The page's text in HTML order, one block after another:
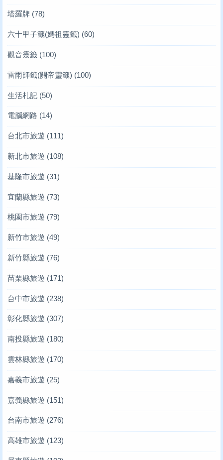
塔羅牌 (78)
六十甲子籤(媽祖靈籤) (60)
觀音靈籤 (100)
雷雨師籤(關帝靈籤) (100)
生活札記 (50)
電腦網路 (14)
台北市旅遊 (111)
新北市旅遊 (108)
基隆市旅遊 (31)
宜蘭縣旅遊 (73)
桃園市旅遊 (79)
新竹市旅遊 (49)
新竹縣旅遊 (76)
苗栗縣旅遊 (171)
台中市旅遊 (238)
彰化縣旅遊 (307)
南投縣旅遊 (180)
雲林縣旅遊 (170)
嘉義市旅遊 (25)
嘉義縣旅遊 (151)
台南市旅遊 (276)
高雄市旅遊 (123)